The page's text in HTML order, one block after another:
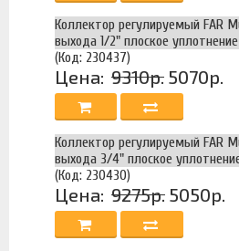
Коллектор регулируемый FAR
выхода 1/2" плоское уплотнение
(Код: 230437)
Цена: 9310р. 5070р.
Коллектор регулируемый FAR
выхода 3/4" плоское
(Код: 230430)
Цена: 9275р. 5050р.